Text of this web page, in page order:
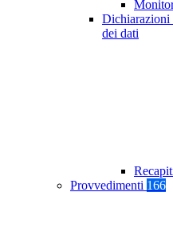
Dichiarazioni
dei dati
Provvedimenti 166